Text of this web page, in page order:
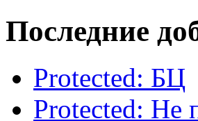
Последние
Protected: БЦ
Protected: Не